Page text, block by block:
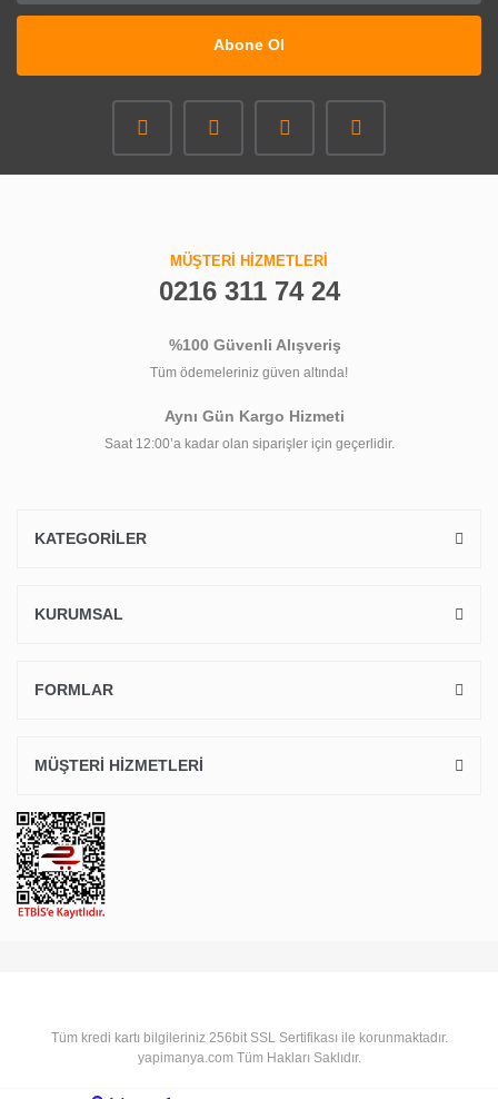
Abone Ol
MÜŞTERİ HİZMETLERİ
0216 311 74 24
%100 Güvenli Alışveriş
Tüm ödemeleriniz güven altında!
Aynı Gün Kargo Hizmeti
Saat 12:00’a kadar olan siparişler için geçerlidir.
KATEGORİLER
KURUMSAL
FORMLAR
MÜŞTERİ HİZMETLERİ
Tüm kredi kartı bilgileriniz 256bit SSL Sertifikası ile korunmaktadır.
yapimanya.com Tüm Hakları Saklıdır.